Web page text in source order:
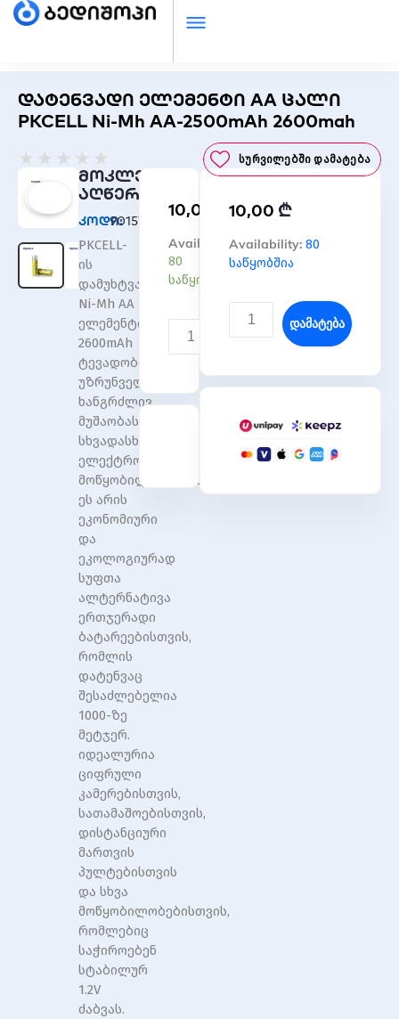
დატენვადი ელემენტი AA ცალი
PKCELL Ni-Mh AA-2500mAh 2600mah
★ ★ ★ ★ ★
0
out
5
Სურვილებში Დამატება
მოკლე
აღწერა
კოდი:901572
PKCELL-
ის
დამუხტვადი
Ni-Mh AA
ელემენტი,
2600mAh
ტევადობით,
უზრუნველყოფს
ხანგრძლივ
მუშაობას
სხვადასხვა
ელექტრონული
მოწყობილობებისთვის.
ეს არის
ეკონომიური
და
ეკოლოგიურად
სუფთა
ალტერნატივა
ერთჯერადი
ბატარეებისთვის,
რომლის
დატენვაც
შესაძლებელია
1000-ზე
მეტჯერ.
იდეალურია
ციფრული
კამერებისთვის,
სათამაშოებისთვის,
დისტანციური
მართვის
პულტებისთვის
და სხვა
მოწყობილობებისთვის,
რომლებიც
საჭიროებენ
სტაბილურ
1.2V
ძაბვას.
10,00 ₾
Availability:
80
საწყობშია
რაოდენობა:
დატენვადი
ელემენტი
PKCELL
2500mAh
Დამატება
10,00 ₾
Availability: 80
საწყობშია
რაოდენობა:
დატენვადი
ცალი
AA-
2600mah
Დამატება